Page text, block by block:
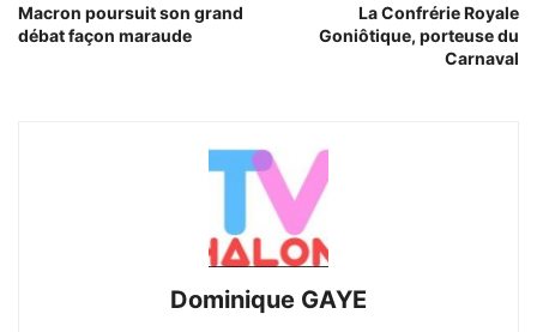
Macron poursuit son grand
débat façon maraude
La Confrérie Royale
Goniôtique, porteuse du
Carnaval
Dominique GAYE